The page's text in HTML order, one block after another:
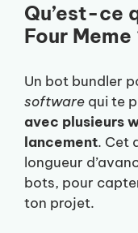
Qu’est-ce
Four Meme
Un bot bundler
software qui te
avec plusieurs
lancement. Cet
longueur
bots, pour
ton projet.